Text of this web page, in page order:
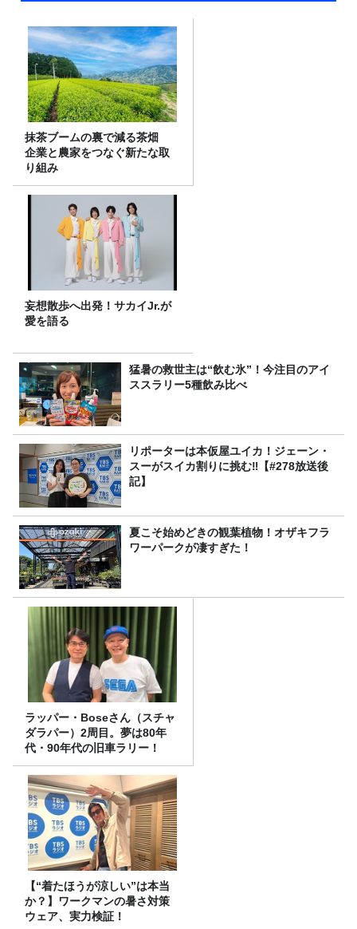
抹茶ブームの裏で減る茶畑
企業と農家をつなぐ新たな取
り組み
妄想散歩へ出発！サカイJr.が
愛を語る
猛暑の救世主は“飲む氷”！今注目のアイ
ススラリー5種飲み比べ
リポーターは本仮屋ユイカ！ジェーン・
スーがスイカ割りに挑む‼【#278放送後
記】
夏こそ始めどきの観葉植物！オザキフラ
ワーパークが凄すぎた！
ラッパー・Boseさん（スチャ
ダラパー）2周目。夢は80年
代・90年代の旧車ラリー！
【“着たほうが涼しい”は本当
か？】ワークマンの暑さ対策
ウェア、実力検証！